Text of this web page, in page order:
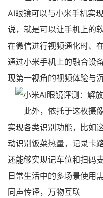
AI眼镜可以与小米手机实
说，就是可以让手机上的
在微信进行视频通化时、
通过小米手机上的融合设
现第一视角的视频体验与
此外，依托于这枚摄像
实现各类识别功能，比如
动识别饭菜热量，记录卡
还能够实现记车位和扫码
日常生活中的多场景使用需
同声传译，万物互联